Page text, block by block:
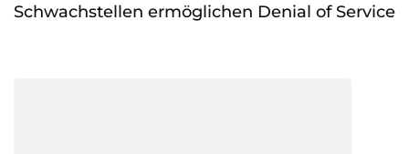
Schwachstellen ermöglichen Denial of Service